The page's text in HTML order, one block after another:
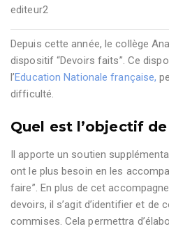
editeur2
Depuis cette année, le collège
dispositif “Devoirs faits”. Ce
l’Education Nationale française,
difficulté.
Quel est l’objectif
Il apporte un soutien
ont le plus besoin en les
faire”. En plus de cet
devoirs, il s’agit d’identifier et de
commises. Cela permettra